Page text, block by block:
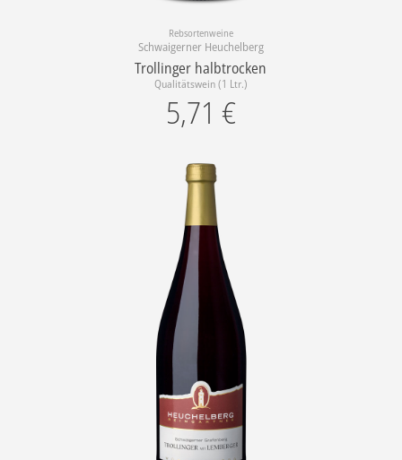
Rebsortenweine
Schwaigerner Heuchelberg
Trollinger halbtrocken
Qualitätswein (1 Ltr.)
5,71 €